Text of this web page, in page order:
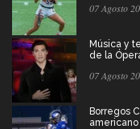
07 Agosto
Música y
de la
07 Agosto
Borregos
americano